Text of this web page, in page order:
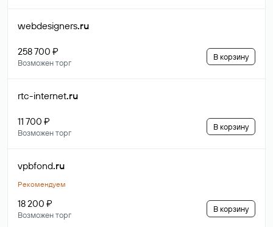
webdesigners.ru
258 700 ₽
Возможен торг
В корзину
rtc-internet.ru
11 700 ₽
Возможен торг
В корзину
vpbfond.ru
Рекомендуем
18 200 ₽
Возможен торг
В корзину